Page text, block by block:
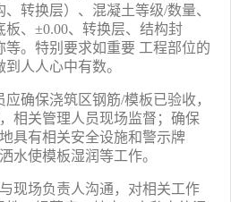
转换层）、混凝土等级/数量、
板、±0.00、转换层、结构封
等。特别要求如重要 工程部位的
人人心中有数。
应确保浇筑区钢筋/模板已验收，
相关管理人员现场监督；确保
具有相关安全设施和警示牌
水使模板湿润等工作。
现场负责人沟通，对相关工作